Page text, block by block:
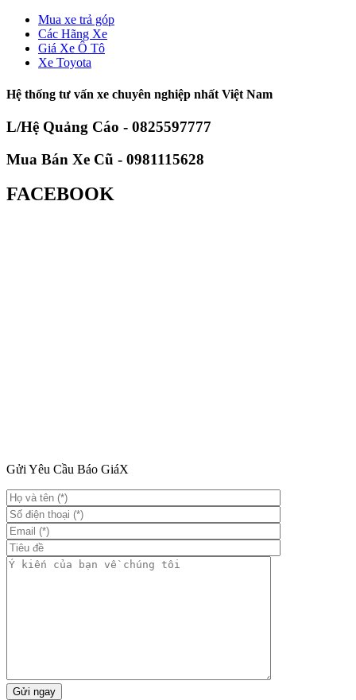
Mua xe trả góp
Các Hãng Xe
Giá Xe Ô Tô
Xe Toyota
Hệ thống tư vấn xe chuyên nghiệp nhất Việt Nam
L/Hệ Quảng Cáo - 0825597777
Mua Bán Xe Cũ - 0981115628
FACEBOOK
Gửi Yêu Cầu Báo GiáX